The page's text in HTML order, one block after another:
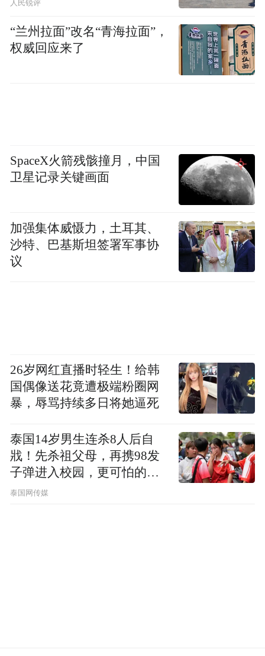
于是大量网友留言指责贾乃亮是“表演型人
格”，故意消费前妻蹭热度。评论区前排的高
人民锐评
“兰州拉面”改名“青海拉面”，
权威回应来了
SpaceX火箭残骸撞月，中国
卫星记录关键画面
加强集体威慑力，土耳其、
沙特、巴基斯坦签署军事协
议
26岁网红直播时轻生！给韩
国偶像送花竟遭极端粉圈网
暴，辱骂持续多日将她逼死
泰国14岁男生连杀8人后自
戕！先杀祖父母，再携98发
子弹进入校园，更可怕的细
节公布了
泰国网传媒